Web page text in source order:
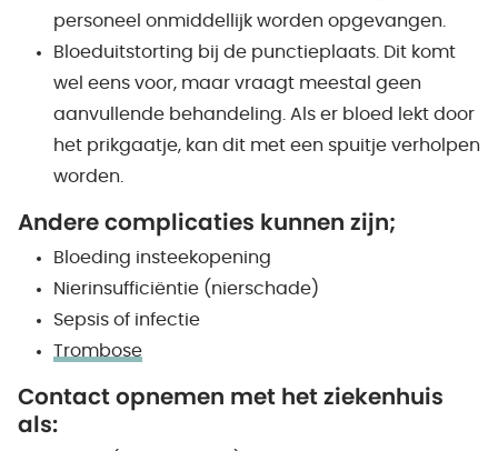
personeel onmiddellijk worden opgevangen.
Bloeduitstorting bij de punctieplaats. Dit komt
wel eens voor, maar vraagt meestal geen
aanvullende behandeling. Als er bloed lekt door
het prikgaatje, kan dit met een spuitje verholpen
worden.
Andere complicaties kunnen zijn;
Bloeding insteekopening
Nierinsufficiëntie (nierschade)
Sepsis of infectie
Trombose
Contact opnemen met het ziekenhuis
als: